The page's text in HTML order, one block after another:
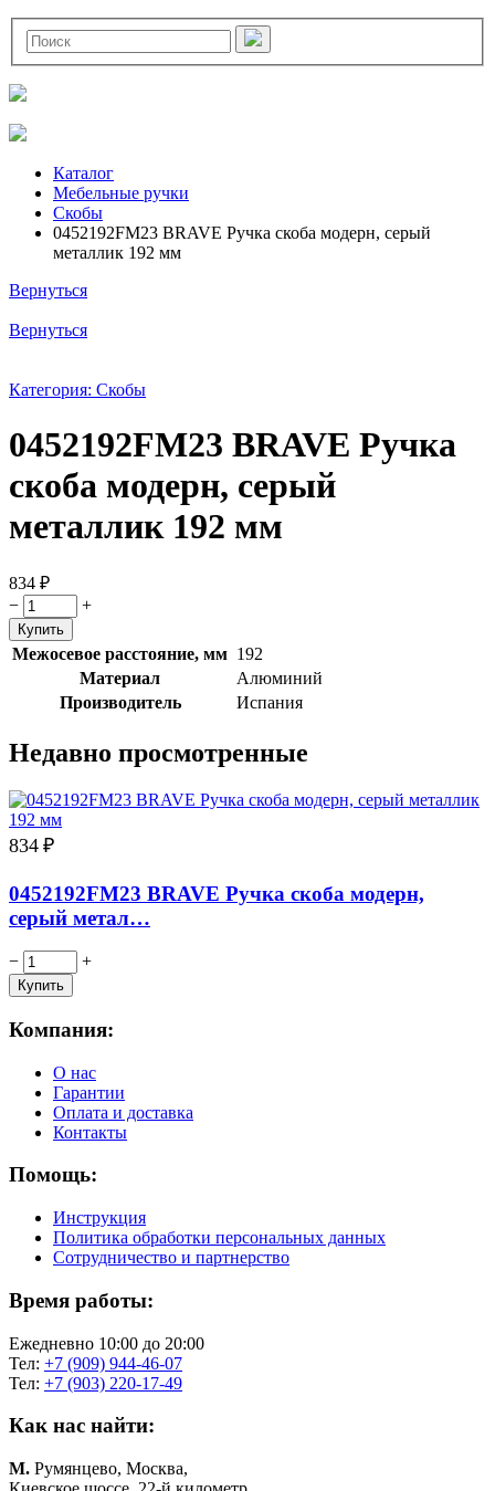
Каталог
Мебельные ручки
Скобы
0452192FM23 BRAVE Ручка скоба модерн, серый
металлик 192 мм
Вернуться
Вернуться
Категория: Скобы
0452192FM23 BRAVE Ручка
скоба модерн, серый
металлик 192 мм
834 ₽
−
+
Межосевое расстояние, мм 192
Материал
Алюминий
Производитель
Испания
Недавно просмотренные
834 ₽
0452192FM23 BRAVE Ручка скоба модерн,
серый метал…
− +
Компания:
О нас
Гарантии
Оплата и доставка
Контакты
Помощь:
Инструкция
Политика обработки персональных данных
Сотрудничество и партнерство
Время работы:
Ежедневно 10:00 до 20:00
Тел: +7 (909) 944-46-07
Тел: +7 (903) 220-17-49
Как нас найти:
М. Румянцево, Москва,